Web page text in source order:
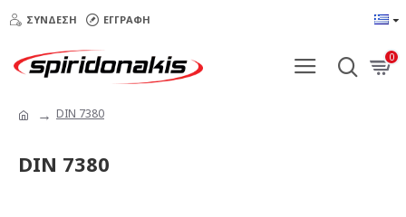
ΣΎΝΔΕΣΗ ΕΓΓΡΑΦΉ
0
DIN 7380
DIN 7380